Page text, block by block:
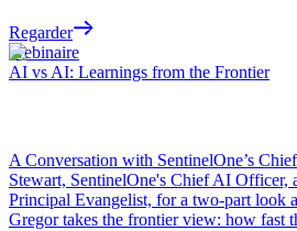
Regarder
Webinaire
AI vs AI: Learnings from the Frontier
A Conversation with SentinelOne’s
Stewart, SentinelOne's Chief AI Officer,
Principal Evangelist, for a two-part look
Gregor takes the frontier view: how fast